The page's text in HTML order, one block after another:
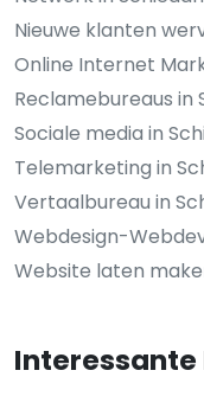
Nieuwe klanten
Online Internet
Reclamebureaus in
Sociale media in
Telemarketing in
Vertaalbureau in
Webdesign-
Website laten
Interessante